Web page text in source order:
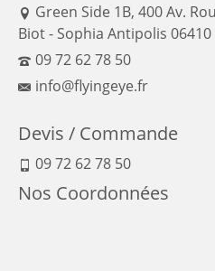
Green Side 1B, 400 Av.
Biot - Sophia Antipolis 06410
09 72 62 78 50
info@flyingeye.fr
Devis / Commande
09 72 62 78 50
Nos Coordonnées